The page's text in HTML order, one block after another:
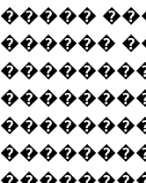
�����
������